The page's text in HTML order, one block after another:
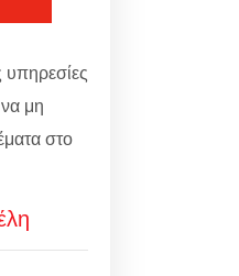
υπηρεσίες
μη
στο